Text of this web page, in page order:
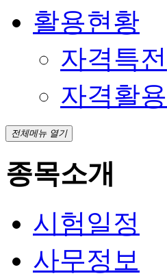
활용현황
자격특전
자격활
전체메뉴 열기
종목소개
시험일정
사무정보